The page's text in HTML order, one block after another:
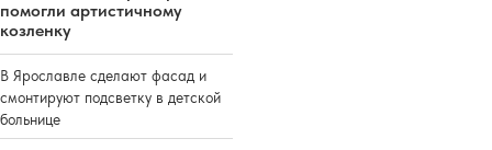
помогли артистичному
козленку
В Ярославле сделают фасад и
смонтируют подсветку в детской
больнице